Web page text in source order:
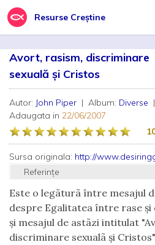
Resurse Creștine
Avort, rasism, discriminare
sexuală şi Cristos
Autor: John Piper | Album: Diverse
Adaugata in 22/06/2007
Sursa originala: http://
Referințe
Este o legãturã între mesajul
despre Egalitatea între rase
şi mesajul de astãzi intitulat
discriminare sexualã şi